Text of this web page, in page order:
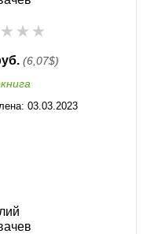
(6,07$)
03.03.2023